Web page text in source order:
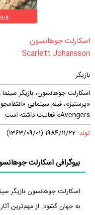
‏اسکارلت جوهانسون‏
Scarlett Johansson
بازیگر
اسکارلت جوهانسون، بازیگر
Avengers» فعالیت داشته است.
تولد:
بیوگرافی اسکارلت
به جهان گشود. از مهم‌ترین